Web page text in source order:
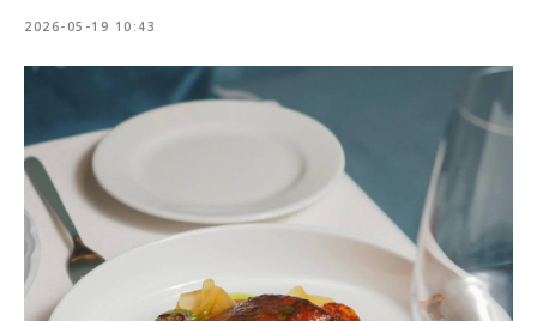
2026-05-19 10:43